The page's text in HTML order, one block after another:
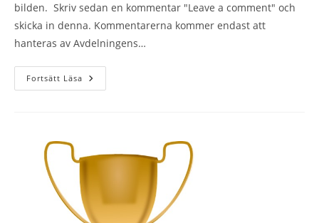
bilden. Skriv sedan en kommentar "Leave a comment" och
skicka in denna. Kommentarerna kommer endast att
hanteras av Avdelningens…
Fortsätt Läsa Motion
1